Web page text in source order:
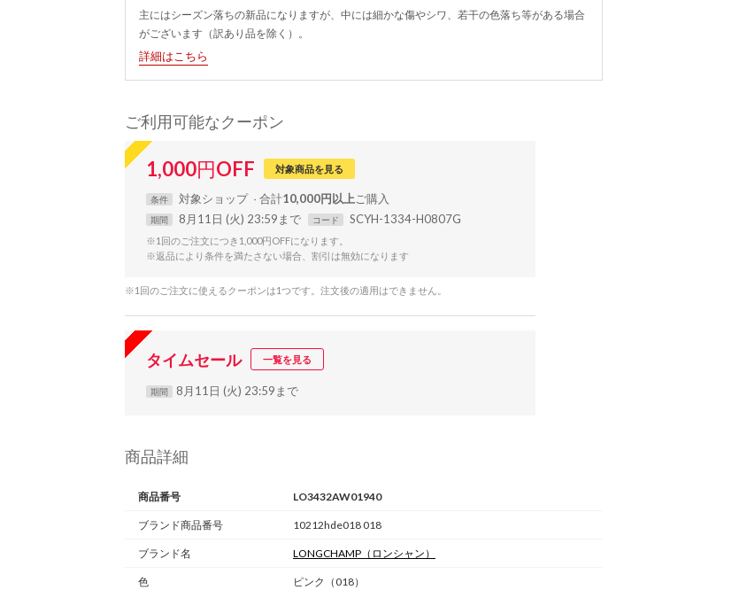
主にはシーズン落ちの新品になりますが、中には細かな傷やシワ、若干の色落ち等がある場合
がございます（訳あり品を除く）。
詳細はこちら
ご利用可能なクーポン
1,000円OFF 対象商品を見る
条件 対象ショップ 合計10,000円以上
期間 8月11日 (火) 23:59まで コード SCYH-1334-H0807G
※1回のご注文につき1,000円OFFになります。
※返品により条件を満たさない場合、割引は無効になります
※1回のご注文に使えるクーポンは1つです。注文後の適用はできません。
タイムセール 一覧を見る
期間 8月11日 (火) 23:59まで
商品詳細
商品番号 LO3432AW01940
ブランド商品番号 10212hde018 018
ブランド名 LONGCHAMP （ロンシャン）
色 ピンク（018）